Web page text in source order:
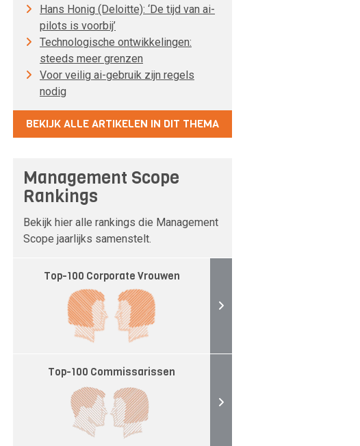
Hans Honig (Deloitte): ‘De tijd van ai-
pilots is voorbij’
Technologische ontwikkelingen:
steeds meer grenzen
Voor veilig ai-gebruik zijn regels
nodig
BEKIJK ALLE ARTIKELEN IN DIT THEMA
Management Scope
Rankings
Bekijk hier alle rankings die Management
Scope jaarlijks samenstelt.
Top-100 Corporate Vrouwen
Top-100 Commissarissen